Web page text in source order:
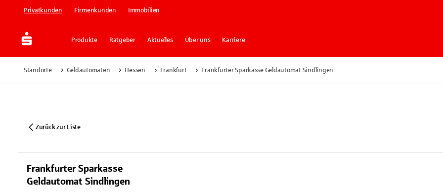
Privatkunden Firmenkunden Immobilien
Produkte Ratgeber Aktuelles Über uns Karriere
Standorte Geldautomaten Hessen Frankfurt Frankfurter Sparkasse Geldautomat Sindlingen
Zurück zur Liste
Frankfurter Sparkasse
Geldautomat Sindlingen